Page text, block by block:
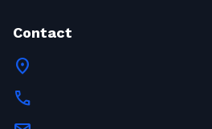
Contact
location_on
call